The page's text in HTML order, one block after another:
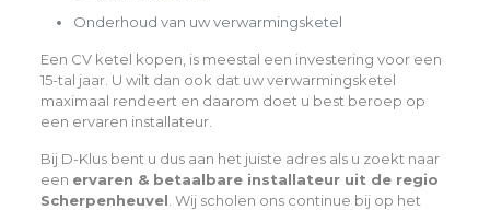
Onderhoud van uw verwarmingsketel
Een CV ketel kopen, is meestal een investering voor een
15-tal jaar. U wilt dan ook dat uw verwarmingsketel
maximaal rendeert en daarom doet u best beroep op
een ervaren installateur.
Bij D-Klus bent u dus aan het juiste adres als u zoekt naar
een ervaren & betaalbare installateur uit de regio
Scherpenheuvel . Wij scholen ons continue bij op het